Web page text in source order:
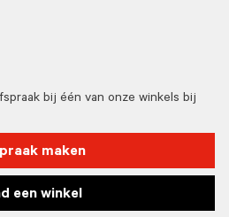
bij één van onze winkels bij
maken
een winkel